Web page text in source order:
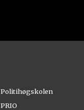
Politihøgskolen
PRIO